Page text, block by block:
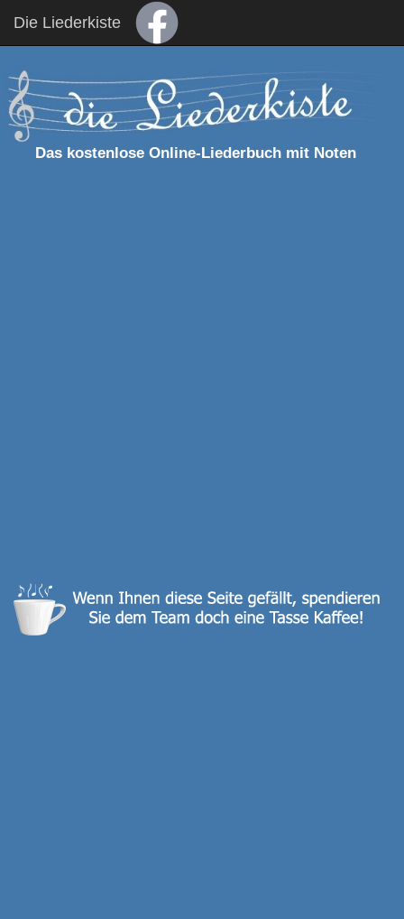
Die Liederkiste
Das kostenlose Online-Liederbuch mit Noten